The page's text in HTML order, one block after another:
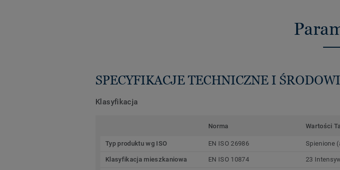
SPECYFIKACJE TECHNICZNE I
Klasyfikacja
Norma Wartości
Typ produktu wg ISO EN ISO 26986 Spienione
Klasyfikacja mieszkaniowa EN ISO 10874 23